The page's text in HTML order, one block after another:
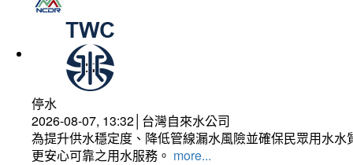
停水
2026-08-07, 13:32│台灣自來水公司
為提升供水穩定度、降低管線漏水風險並確保民眾用水
更安心可靠之用水服務。 more...